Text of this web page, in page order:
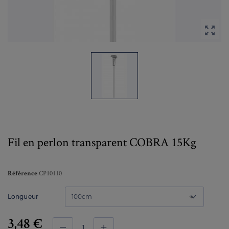

Fil en perlon transparent COBRA 15Kg
Référence CP10110
Longueur
3,48 €